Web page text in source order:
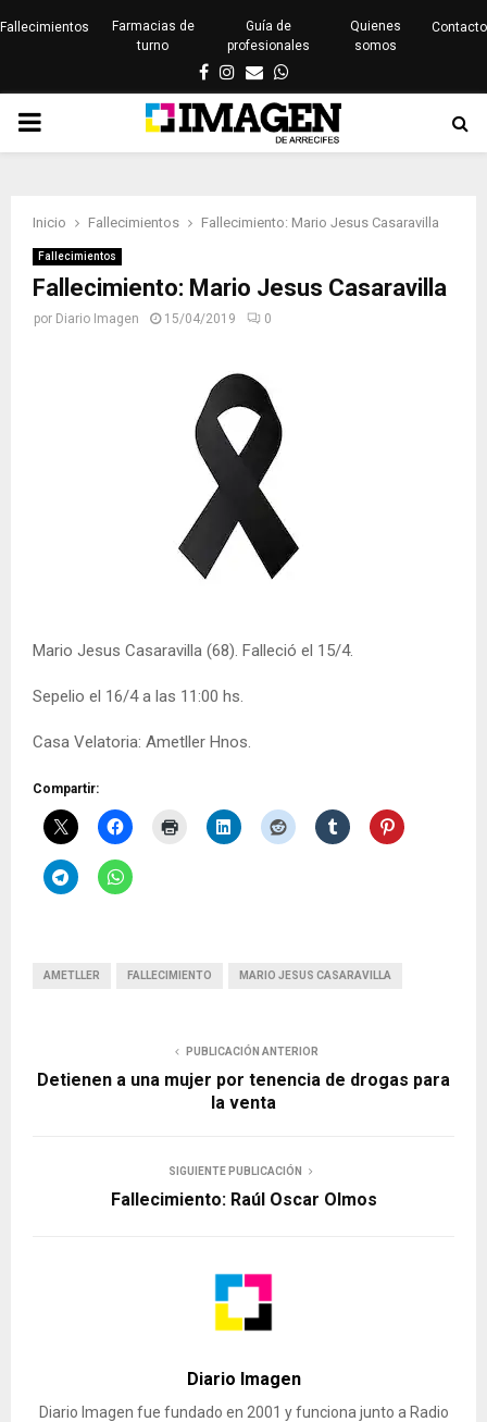
Fallecimientos
Farmacias de
turno
Guía de
profesionales
Quienes
somos
Contacto
Facebook
Instagram
EmailWhatsapp
PRIMARY
Inicio Fallecimientos Fallecimiento: Mario Jesus Casaravilla
Fallecimientos
Fallecimiento: Mario Jesus Casaravilla
por Diario Imagen 15/04/2019 0
Mario Jesus Casaravilla (68). Falleció el 15/4.
Sepelio el 16/4 a las 11:00 hs.
Casa Velatoria: Ametller Hnos.
Compartir:
AMETLLER FALLECIMIENTO MARIO JESUS CASARAVILLA
PUBLICACIÓN ANTERIOR
Detienen a una mujer por tenencia de drogas para
la venta
SIGUIENTE PUBLICACIÓN
Fallecimiento: Raúl Oscar Olmos
Diario Imagen
Diario Imagen fue fundado en 2001 y funciona junto a Radio